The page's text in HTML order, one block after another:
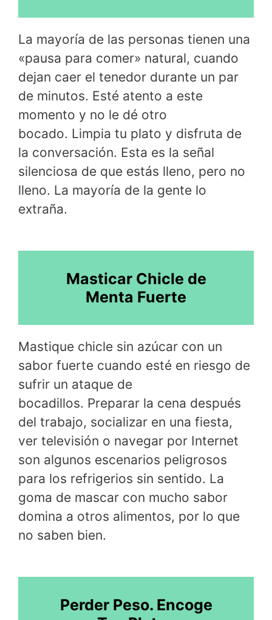
La mayoría de las personas tienen una
«pausa para comer» natural, cuando
dejan caer el tenedor durante un par
de minutos. Esté atento a este
momento y no le dé otro
bocado. Limpia tu plato y disfruta de
la conversación. Esta es la señal
silenciosa de que estás lleno, pero no
lleno. La mayoría de la gente lo
extraña.
Masticar Chicle de
Menta Fuerte
Mastique chicle sin azúcar con un
sabor fuerte cuando esté en riesgo de
sufrir un ataque de
bocadillos. Preparar la cena después
del trabajo, socializar en una fiesta,
ver televisión o navegar por Internet
son algunos escenarios peligrosos
para los refrigerios sin sentido. La
goma de mascar con mucho sabor
domina a otros alimentos, por lo que
no saben bien.
Perder Peso. Encoge